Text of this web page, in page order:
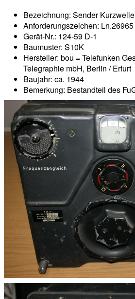
Bezeichnung: Sender Kurzwelle
Anforderungszeichen: Ln.26965
Gerät-Nr.: 124-59 D-1
Baumuster: S10K
Hersteller: bou = Telefunken
Telegraphie mbH, Berlin / Erfurt
Baujahr: ca. 1944
Bemerkung: Bestandteil des